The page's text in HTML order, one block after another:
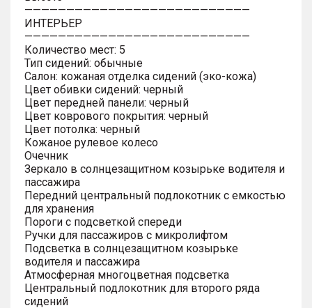
———————————————————————————
ИНТЕРЬЕР
———————————————————————————
Количество мест: 5
Тип сидений: обычные
Салон: кожаная отделка сидений (эко-кожа)
Цвет обивки сидений: черный
Цвет передней панели: черный
Цвет коврового покрытия: черный
Цвет потолка: черный
Кожаное рулевое колесо
Очечник
Зеркало в солнцезащитном козырьке водителя и
пассажира
Передний центральный подлокотник с емкостью
для хранения
Пороги с подсветкой спереди
Ручки для пассажиров с микролифтом
Подсветка в солнцезащитном козырьке
водителя и пассажира
Атмосферная многоцветная подсветка
Центральный подлокотник для второго ряда
сидений